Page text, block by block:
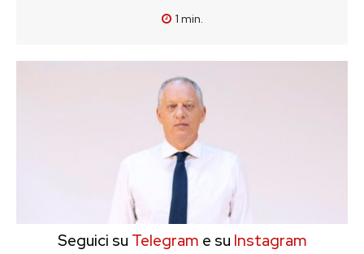
1 min.
Seguici su Telegram e su Instagram